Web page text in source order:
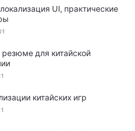
UI, практические
для китайской
китайских игр